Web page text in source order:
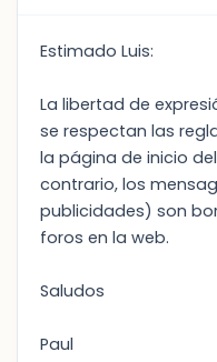
Estimado Luis:
La libertad de
se respectan las
la página de inicio
contrario, los
publicidades) son
foros en la web.
Saludos
Paul